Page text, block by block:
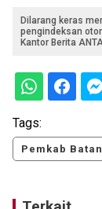
Dilarang keras
pengindeksan
Kantor Berita
Tags:
Pemkab